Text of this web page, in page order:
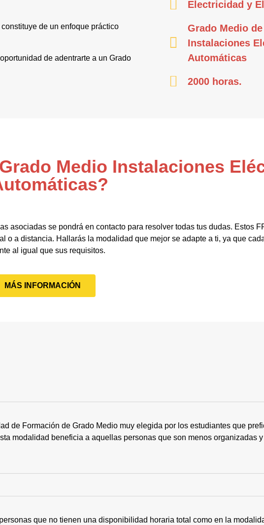
de un enfoque práctico
de adentrarte a un Grado
Electricidad y
Grado Medio de
Instalaciones
Automáticas
2000 horas.
Medio Instalaciones
asociadas se pondrá en contacto para resolver todas tus dudas. Estos
o a distancia. Hallarás la modalidad que mejor se adapte a ti, ya que
al igual que sus requisitos.
MÁS INFORMACIÓN
de Formación de Grado Medio muy elegida por los estudiantes que
modalidad beneficia a aquellas personas que son menos organizadas
que no tienen una disponibilidad horaria total como en la